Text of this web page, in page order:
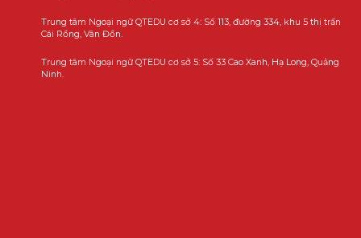
Trung tâm Ngoại ngữ QTEDU cơ sở 4: Số 113, đường 334, khu 5 thị trấn
Cái Rồng, Vân Đồn.
Trung tâm Ngoại ngữ QTEDU cơ sở 5: Số 33 Cao Xanh, Hạ Long, Quảng
Ninh.